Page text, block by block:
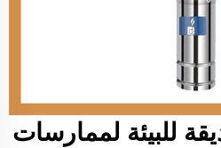
للبيئة لممارسات